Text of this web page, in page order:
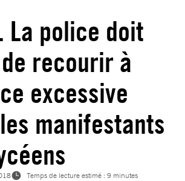
La police doit
recourir à
excessive
manifestants
Temps de lecture estimé : 9 minutes